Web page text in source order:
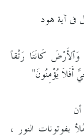
فى آية هود
كَانَتَا رَتْقاً
أَفَلاَ يُؤْمِنُونَ"
بفوتونات النور ،